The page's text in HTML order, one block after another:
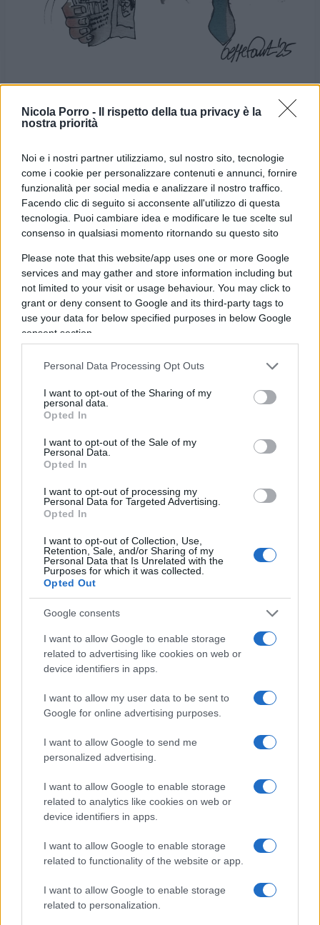
Nicola Porro -
Il rispetto della tua privacy è la
nostra priorità
Noi e i nostri partner utilizziamo, sul nostro sito, tecnologie
come i cookie per personalizzare contenuti e annunci, fornire
funzionalità per social media e analizzare il nostro traffico.
Facendo clic di seguito si acconsente all'utilizzo di questa
tecnologia. Puoi cambiare idea e modificare le tue scelte sul
consenso in qualsiasi momento ritornando su questo sito
Please note that this website/app uses one or more Google
services and may gather and store information including but
not limited to your visit or usage behaviour. You may click to
grant or deny consent to Google and its third-party tags to
use your data for below specified purposes in below Google
consent section.
Personal Data Processing Opt Outs
I want to opt-out of the Sharing of my
personal data.
Opted In
I want to opt-out of the Sale of my
Personal Data.
Opted In
I want to opt-out of processing my
Personal Data for Targeted Advertising.
Opted In
I want to opt-out of Collection, Use,
Retention, Sale, and/or Sharing of my
Personal Data that Is Unrelated with the
Purposes for which it was collected.
Opted Out
Google consents
I want to allow Google to enable storage
related to advertising like cookies on web or
device identifiers in apps.
I want to allow my user data to be sent to
Google for online advertising purposes.
I want to allow Google to send me
personalized advertising.
I want to allow Google to enable storage
related to analytics like cookies on web or
device identifiers in apps.
I want to allow Google to enable storage
related to functionality of the website or app.
I want to allow Google to enable storage
related to personalization.
Le vignette satiriche diBeppe Fantin, illustratore
trevigiano, nascono dalla passione dell'autore per
dare voce a situazioni, non solo politiche, attraverso i
dell'acquerello. Orgogliosamente un liberale di
centrodestra, il vignettista non fatica a trovare le sue
ispirazioni dall’attuale sinistra, che a suo dire, mai
come in questo momento sta dando il “meglio” di sé.
La satira è libertà di espressione o almeno lo è fino a
quando non supera l’indecenza, fino a quando non
Pushkin lo accompagna da sempre: “Dove non arriva
la spada della legge, là giunge la frusta della satira”.
Caro Porro, la sinistra lo
voleva. Ma Guccini era un
battitore libero
Il cantautore non era coercibile all'ottusa
militanza che è tanto gradita al potere
La Posta
8 Agosto 2026, 18:00